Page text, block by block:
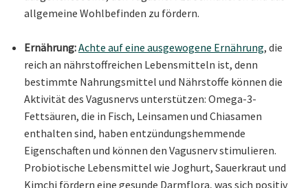
allgemeine Wohlbefinden zu fördern.
Ernährung:Achte auf eine ausgewogene Ernährung, die
reich an nährstoffreichen Lebensmitteln ist, denn
bestimmte Nahrungsmittel und Nährstoffe können die
Aktivität des Vagusnervs unterstützen: Omega-3-
Fettsäuren, die in Fisch, Leinsamen und Chiasamen
enthalten sind, haben entzündungshemmende
Eigenschaften und können den Vagusnerv stimulieren.
Probiotische Lebensmittel wie Joghurt, Sauerkraut und
Kimchi fördern eine gesunde Darmflora, was sich positiv